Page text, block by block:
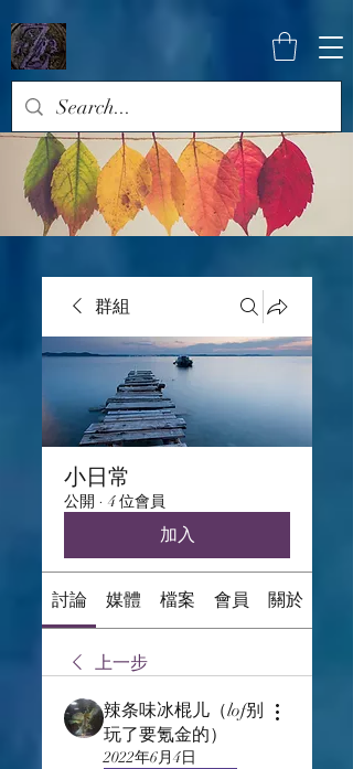
群組
小日常
公開 · 4 位會員
加入
討論 媒體 檔案 會員 關於
上一步
辣条味冰棍儿（lof别
玩了要氪金的）
2022年6月4日